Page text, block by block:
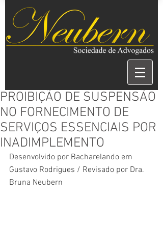
PROIBIÇÃO DE SUSPENSÃO
NO FORNECIMENTO DE
SERVIÇOS ESSENCIAIS POR
INADIMPLEMENTO
Desenvolvido por Bacharelando em
Gustavo Rodrigues / Revisado por Dra.
Bruna Neubern